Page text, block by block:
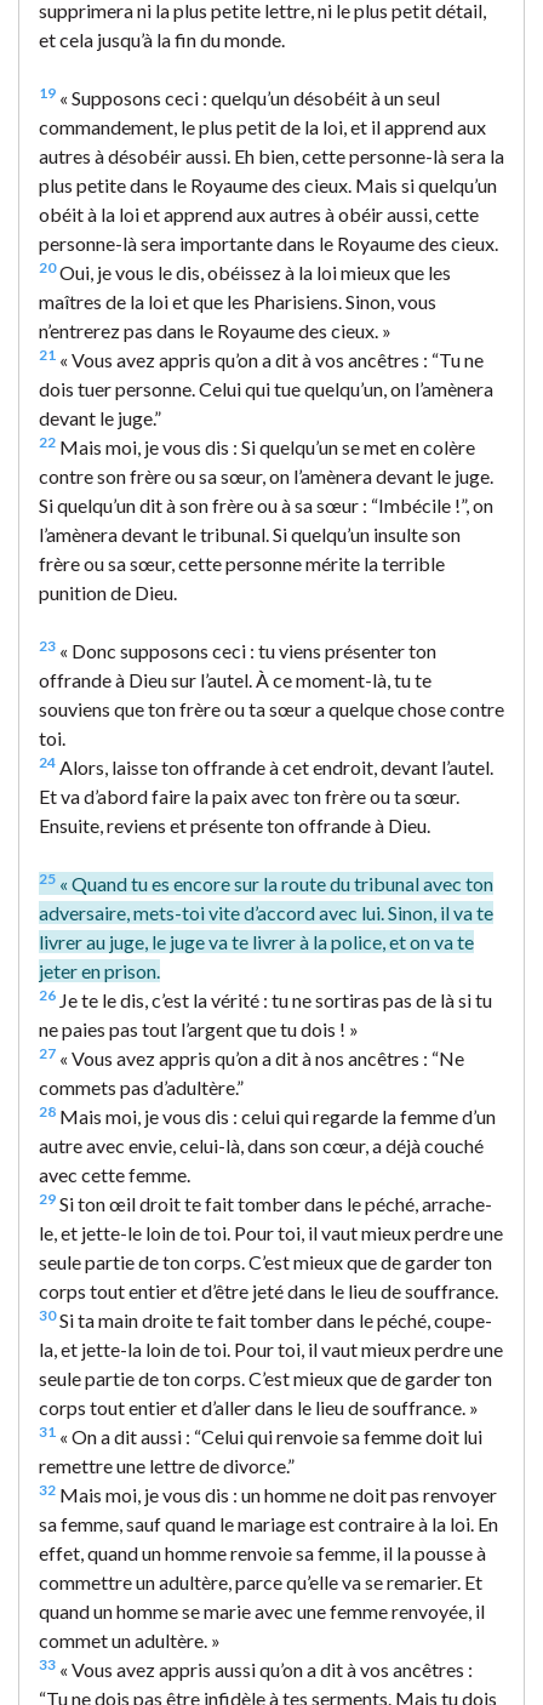
supprimera ni la plus petite lettre, ni le plus petit détail,
et cela jusqu’à la fin du monde.
19 « Supposons ceci : quelqu’un désobéit à un seul
commandement, le plus petit de la loi, et il apprend aux
autres à désobéir aussi. Eh bien, cette personne-là sera la
plus petite dans le Royaume des cieux. Mais si quelqu’un
obéit à la loi et apprend aux autres à obéir aussi, cette
personne-là sera importante dans le Royaume des cieux.
20Oui, je vous le dis, obéissez à la loi mieux que les
maîtres de la loi et que les Pharisiens. Sinon, vous
n’entrerez pas dans le Royaume des cieux. »
21 « Vous avez appris qu’on a dit à vos ancêtres : “Tu ne
dois tuer personne. Celui qui tue quelqu’un, on l’amènera
devant le juge.”
22 Mais moi, je vous dis : Si quelqu’un se met en colère
contre son frère ou sa sœur, on l’amènera devant le juge.
Si quelqu’un dit à son frère ou à sa sœur : “Imbécile !”, on
l’amènera devant le tribunal. Si quelqu’un insulte son
frère ou sa sœur, cette personne mérite la terrible
punition de Dieu.
23 « Donc supposons ceci : tu viens présenter ton
offrande à Dieu sur l’autel. À ce moment-là, tu te
souviens que ton frère ou ta sœur a quelque chose contre
toi.
24 Alors, laisse ton offrande à cet endroit, devant l’autel.
Et va d’abord faire la paix avec ton frère ou ta sœur.
Ensuite, reviens et présente ton offrande à Dieu.
25 « Quand tu es encore sur la route du tribunal avec ton
adversaire, mets-toi vite d’accord avec lui. Sinon, il va te
livrer au juge, le juge va te livrer à la police, et on va te
jeter en prison.
26 Je te le dis, c’est la vérité : tu ne sortiras pas de là si tu
ne paies pas tout l’argent que tu dois ! »
27 « Vous avez appris qu’on a dit à nos ancêtres : “Ne
commets pas d’adultère.”
28 Mais moi, je vous dis : celui qui regarde la femme d’un
autre avec envie, celui-là, dans son cœur, a déjà couché
avec cette femme.
29 Si ton œil droit te fait tomber dans le péché, arrache-
le, et jette-le loin de toi. Pour toi, il vaut mieux perdre une
seule partie de ton corps. C’est mieux que de garder ton
corps tout entier et d’être jeté dans le lieu de souffrance.
30Si ta main droite te fait tomber dans le péché, coupe-
la, et jette-la loin de toi. Pour toi, il vaut mieux perdre une
seule partie de ton corps. C’est mieux que de garder ton
corps tout entier et d’aller dans le lieu de souffrance. »
31 « On a dit aussi : “Celui qui renvoie sa femme doit lui
remettre une lettre de divorce.”
32 Mais moi, je vous dis : un homme ne doit pas renvoyer
sa femme, sauf quand le mariage est contraire à la loi. En
effet, quand un homme renvoie sa femme, il la pousse à
commettre un adultère, parce qu’elle va se remarier. Et
quand un homme se marie avec une femme renvoyée, il
commet un adultère. »
33 « Vous avez appris aussi qu’on a dit à vos ancêtres :
“Tu ne dois pas être infidèle à tes serments. Mais tu dois